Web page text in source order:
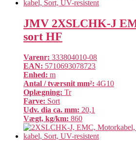
JMV 2XSLCHK-J
sort HF
Varenr: 333804010-08
EAN: 5710693078723
Enhed: m
Antal / tværsnit mm²: 4G10
Oplægning: Tr
Farve: Sort
Udv. dia ca. mm: 20,1
Vægt, kg/km: 860